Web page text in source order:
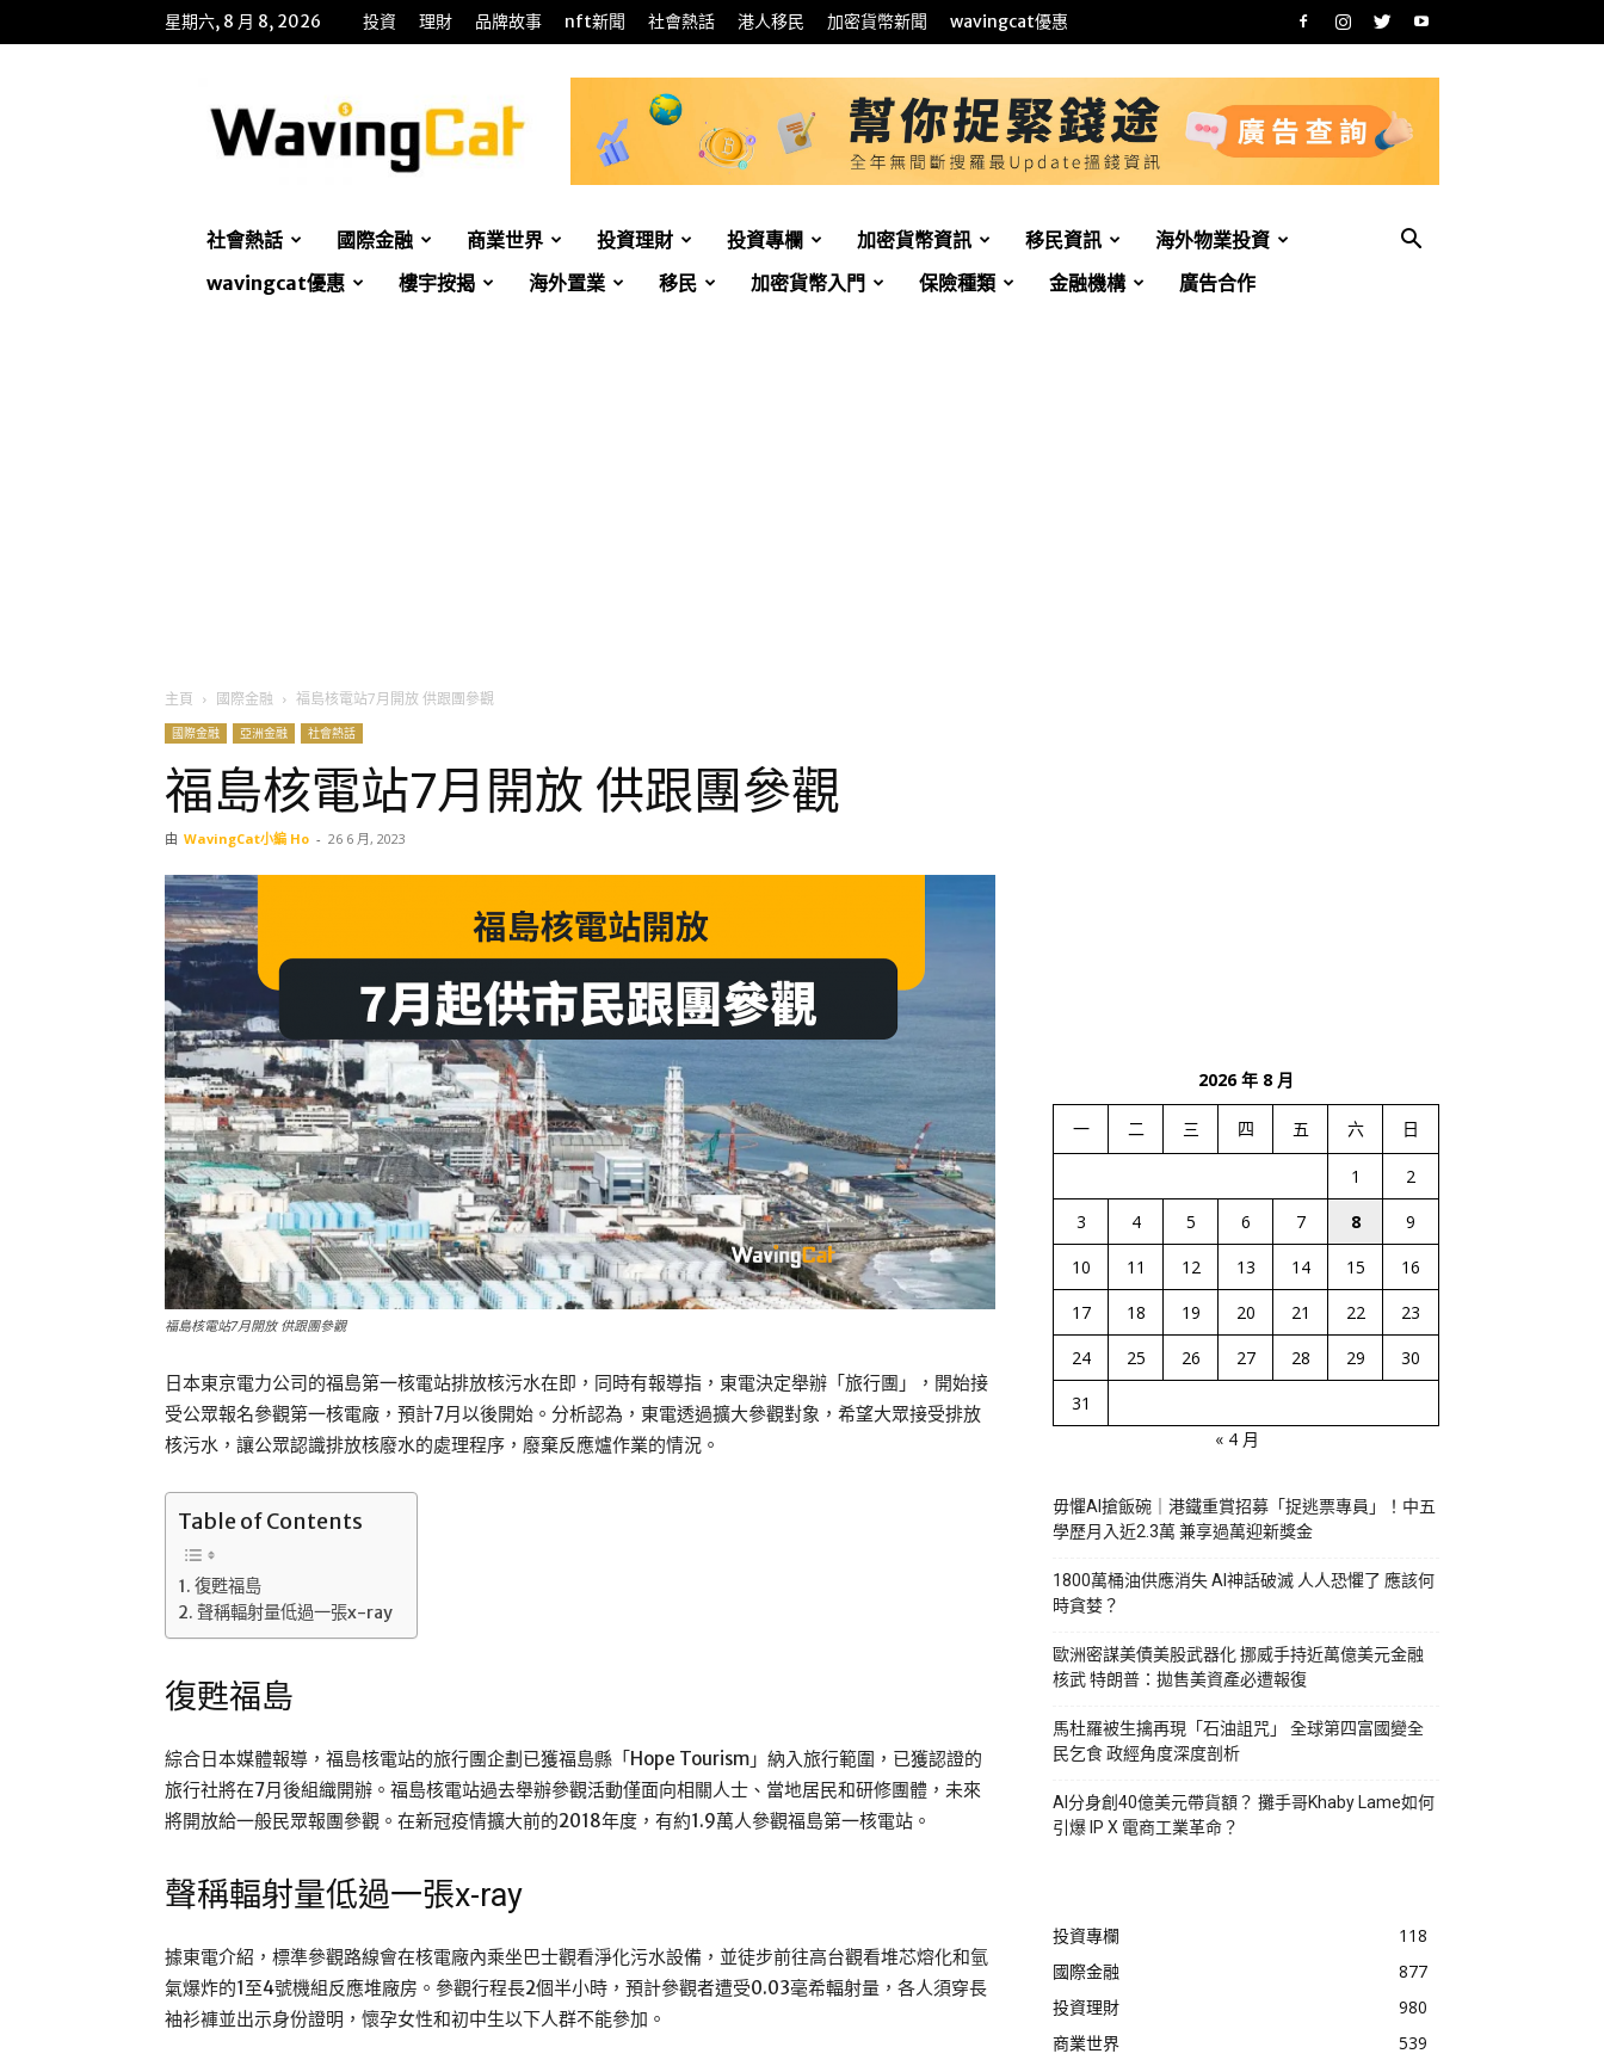
星期六, 8 月 8, 2026 投資 理財 品牌故事 nft新聞 社會熱話 港人移民 加密貨幣新聞 wavingcat優惠
招
財
貓
社會熱話 國際金融 商業世界 投資理財 投資專欄 加密貨幣資訊 移民資訊
海外物業投資
wavingcat優惠
樓宇按揭 海外置業 移民 加密貨幣入門 保險種類 金融機構 廣告合作
主頁 國際金融 福島核電站7月開放 供跟團參觀
國際金融 亞洲金融 社會熱話
福島核電站7月開放 供跟團參觀
由 WavingCat小編 Ho - 26 6 月, 2023
福島核電站7月開放 供跟團參觀
日本東京電力公司的福島第一核電站排放核污水在即，同時有報導指，東電決定舉辦「旅行團」，開始接
受公眾報名參觀第一核電廠，預計7月以後開始。分析認為，東電透過擴大參觀對象，希望大眾接受排放
核污水，讓公眾認識排放核廢水的處理程序，廢棄反應爐作業的情況。
Table of Contents
復甦福島
聲稱輻射量低過一張x-ray
復甦福島
綜合日本媒體報導，福島核電站的旅行團企劃已獲福島縣「Hope Tourism」納入旅行範圍，已獲認證的
旅行社將在7月後組織開辦。福島核電站過去舉辦參觀活動僅面向相關人士、當地居民和研修團體，未來
將開放給一般民眾報團參觀。在新冠疫情擴大前的2018年度，有約1.9萬人參觀福島第一核電站。
聲稱輻射量低過一張x-ray
據東電介紹，標準參觀路線會在核電廠內乘坐巴士觀看淨化污水設備，並徒步前往高台觀看堆芯熔化和氫
氣爆炸的1至4號機組反應堆廠房。參觀行程長2個半小時，預計參觀者遭受0.03毫希輻射量，各人須穿長
袖衫褲並出示身份證明，懷孕女性和初中生以下人群不能參加。
2026 年 8 月
一 二 三 四 五 六 日
1
2
3
4 5 6 7 8
9
10
11 12 13 14 15
16
17
18 19 20 21 22
23
24
25 26 27 28 29
30
31
« 4 月
毋懼AI搶飯碗｜港鐵重賞招募「捉逃票專員」！中五
學歷月入近2.3萬 兼享過萬迎新獎金
1800萬桶油供應消失 AI神話破滅 人人恐懼了 應該何
時貪婪？
歐洲密謀美債美股武器化 挪威手持近萬億美元金融
核武 特朗普：拋售美資產必遭報復
馬杜羅被生擒再現「石油詛咒」 全球第四富國變全
民乞食 政經角度深度剖析
AI分身創40億美元帶貨額？ 攤手哥Khaby Lame如何
引爆 IP X 電商工業革命？
投資專欄
118
國際金融
877
投資理財
980
商業世界
539